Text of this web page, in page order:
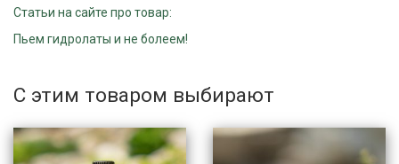
Статьи на сайте про товар:
Пьем гидролаты и не болеем!
С этим товаром выбирают